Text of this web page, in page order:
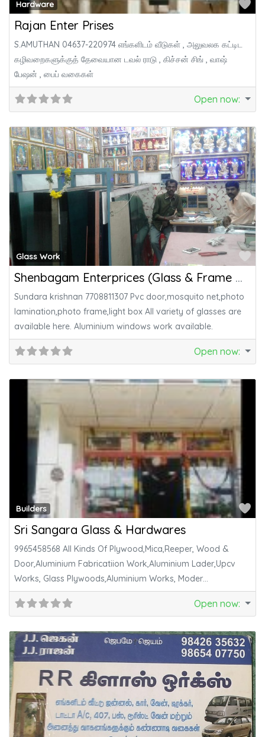
Hardware
Rajan Enter Prises
S.AMUTHAN 04637-220974 எங்களிடம் வீடுகள் , அலுவலக கட்டிட
கழிவறைகளுக்குத் தேவையான டவல் ராடு , கிச்சன் சிங் , வாஷ்
பேஷன் , பைப் வகைகள்
Open now:
Glass Work
Shenbagam Enterprices (Glass & Frame Work)
Sundara krishnan 7708811307 Pvc door,mosquito net,photo
lamination,photo frame,light box All variety of glasses are
available here. Aluminium windows work available.
Open now:
Builders
Sri Sangara Glass & Hardwares
9965458568 All Kinds Of Plywood,Mica,Reeper, Wood &
Door,Aluminium Fabricatiion Work,Aluminium Lader,Upcv
Works, Glass Plywoods,Aluminium Works, Moder
Kitchen,Hard Wares, S.S.Handraling,Designglass Works,P.V.C.
Open now: